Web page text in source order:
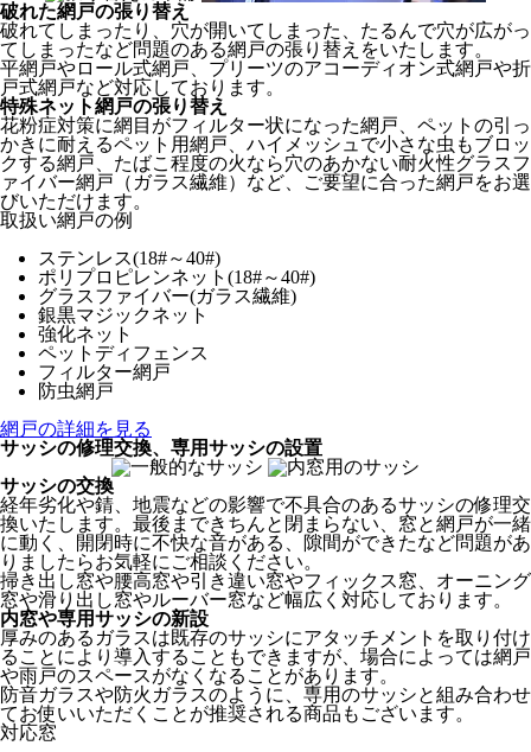
破れた網戸の張り替え
破れてしまったり、穴が開いてしまった、たるんで穴が広がっ
てしまったなど問題のある網戸の張り替えをいたします。
平網戸やロール式網戸、プリーツのアコーディオン式網戸や折
戸式網戸など対応しております。
特殊ネット網戸の張り替え
花粉症対策に網目がフィルター状になった網戸、ペットの引っ
かきに耐えるペット用網戸、ハイメッシュで小さな虫もブロッ
クする網戸、たばこ程度の火なら穴のあかない耐火性グラスフ
ァイバー網戸（ガラス繊維）など、ご要望に合った網戸をお選
びいただけます。
取扱い網戸の例
ステンレス(18#～40#)
ポリプロピレンネット(18#～40#)
グラスファイバー(ガラス繊維)
銀黒マジックネット
強化ネット
ペットディフェンス
フィルター網戸
防虫網戸
網戸の詳細を見る
サッシの修理交換、専用サッシの設置
サッシの交換
経年劣化や錆、地震などの影響で不具合のあるサッシの修理交
換いたします。最後まできちんと閉まらない、窓と網戸が一緒
に動く、開閉時に不快な音がある、隙間ができたなど問題があ
りましたらお気軽にご相談ください。
掃き出し窓や腰高窓や引き違い窓やフィックス窓、オーニング
窓や滑り出し窓やルーバー窓など幅広く対応しております。
内窓や専用サッシの新設
厚みのあるガラスは既存のサッシにアタッチメントを取り付け
ることにより導入することもできますが、場合によっては網戸
や雨戸のスペースがなくなることがあります。
防音ガラスや防火ガラスのように、専用のサッシと組み合わせ
てお使いいただくことが推奨される商品もございます。
対応窓